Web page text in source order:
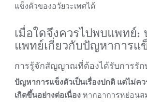
แข็งตัวของอวัยวะเพศได้
เมื่อใดจึงควรไปพบแพทย์:
แพทย์เกี่ยวกับปัญหาการแ
การรู้จักสัญญาณที่ต้องได้รับการรัก
ปัญหาการแข็งตัวเป็นเรื่องปกติ แต่ไม่ค
เกิดขึ้นอย่างต่อเนื่อง หากอาการหย่อน